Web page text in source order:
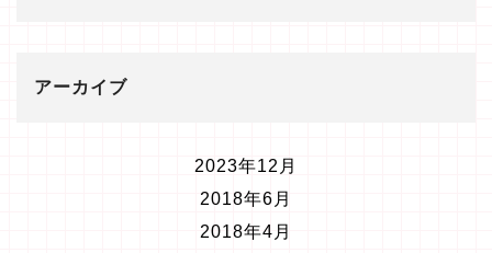
アーカイブ
2023年12月
2018年6月
2018年4月